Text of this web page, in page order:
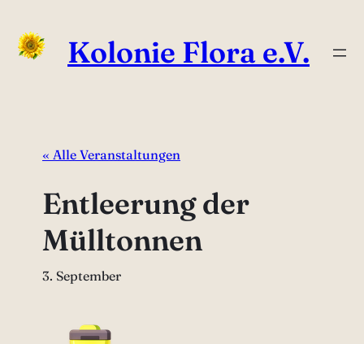
Kolonie Flora e.V.
« Alle Veranstaltungen
Entleerung der
Mülltonnen
3. September